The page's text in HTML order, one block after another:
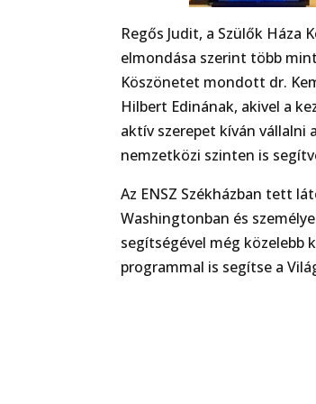
Regős Judit, a Szülők Háza
elmondása szerint több
Köszönetet mondott dr.
Hilbert Edinának, akivel a
aktív szerepet kíván vállalni
nemzetközi szinten is
Az ENSZ Székházban tett
Washingtonban és
segítségével még közelebb
programmal is segítse a